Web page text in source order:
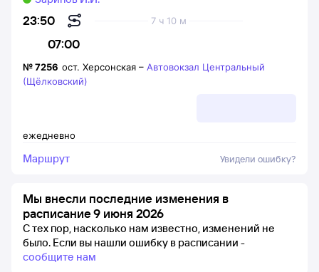
23:50
07:00
7 ч 10 м
ежедневно
№7256 ост. Херсонская – Автовокзал Центральный
(Щёлковский)
Маршрут Увидели ошибку?
Мы внесли последние изменения в
расписание 9 июня 2026
С тех пор, насколько нам известно, изменений не
было. Если вы нашли ошибку в расписании -
сообщите нам